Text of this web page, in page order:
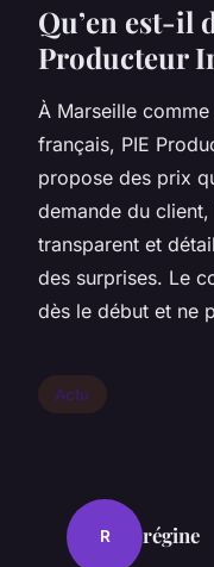
Qu’en est-il
Producteur
À Marseille
français, PIE
propose des prix
demande du
transparent et
des surprises. Le
dès le début et ne
Actu
R régine